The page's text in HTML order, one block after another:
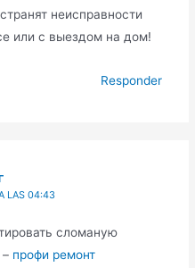
неисправности
или с выездом на дом!
Responder
LAS 04:43
сломаную
профи ремонт